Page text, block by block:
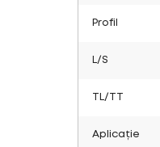
Profil
L/S
TL/TT
Aplicație